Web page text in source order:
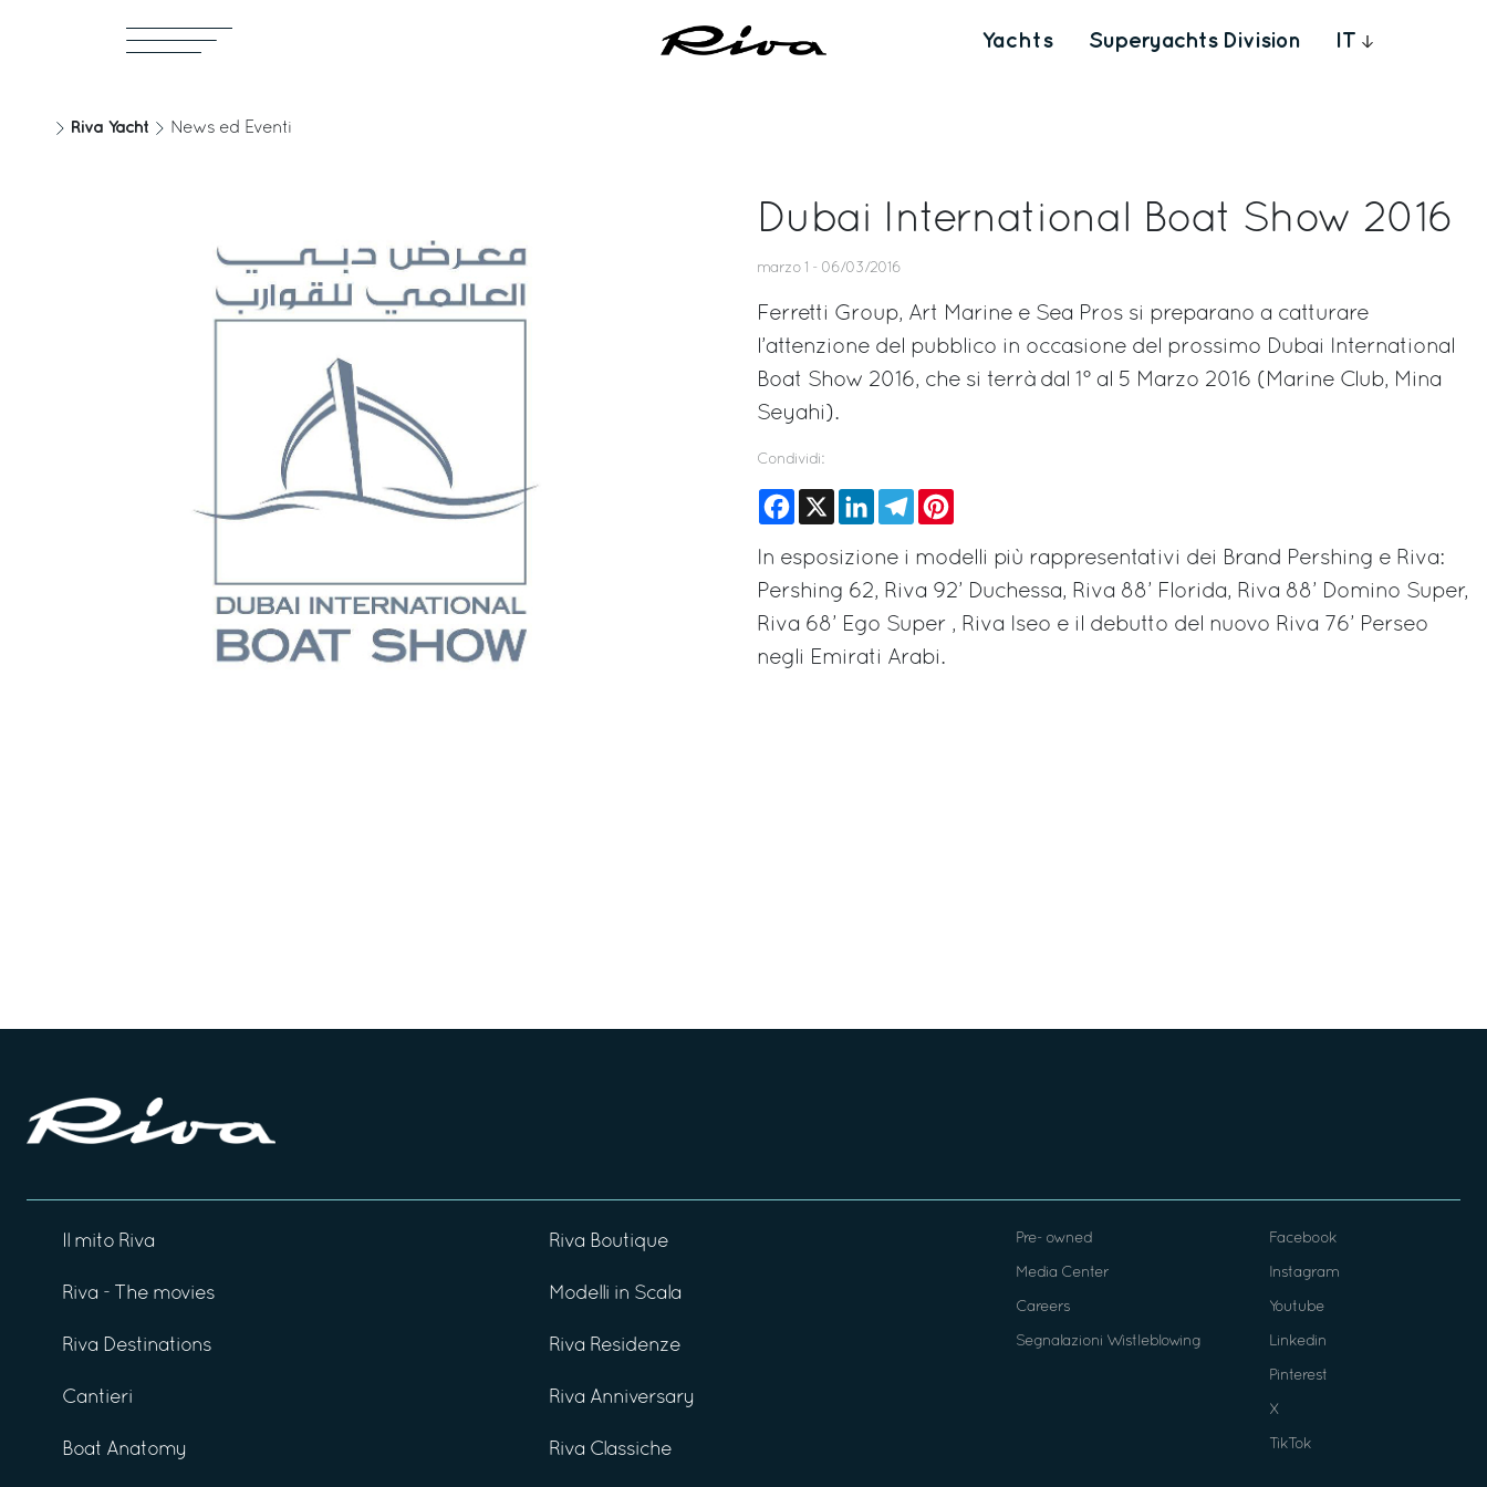
Yachts Superyachts Division IT
Riva Yacht News ed Eventi
Dubai International Boat Show 2016
marzo 1 - 06/03/2016
Ferretti Group, Art Marine e Sea Pros si preparano a catturare
l’attenzione del pubblico in occasione del prossimo Dubai International
Boat Show 2016, che si terrà dal 1° al 5 Marzo 2016 (Marine Club, Mina
Seyahi).
Condividi:
Facebook
X LinkedInTelegram
In esposizione i modelli più rappresentativi dei Brand Pershing e Riva:
Pershing 62, Riva 92’ Duchessa, Riva 88’ Florida, Riva 88’ Domino Super,
Riva 68’ Ego Super , Riva Iseo e il debutto del nuovo Riva 76’ Perseo
negli Emirati Arabi.
Il mito Riva
Riva - The movies
Riva Destinations
Cantieri
Boat Anatomy
Riva Boutique
Modelli in Scala
Riva Residenze
Riva Anniversary
Riva Classiche
Pre- owned
Media Center
Careers
Segnalazioni Wistleblowing
Facebook
Instagram
Youtube
Linkedin
Pinterest
X
TikTok